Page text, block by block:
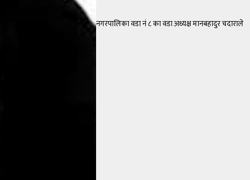
नगरपालिका वडा नं ८ का वडा अध्यक्ष मानबहादुर चदाराले